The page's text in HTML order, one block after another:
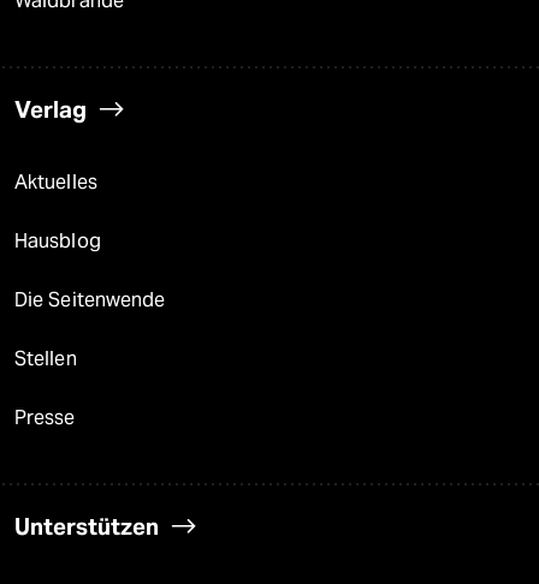
Verlag
Aktuelles
Hausblog
Die Seitenwende
Stellen
Presse
Unterstützen